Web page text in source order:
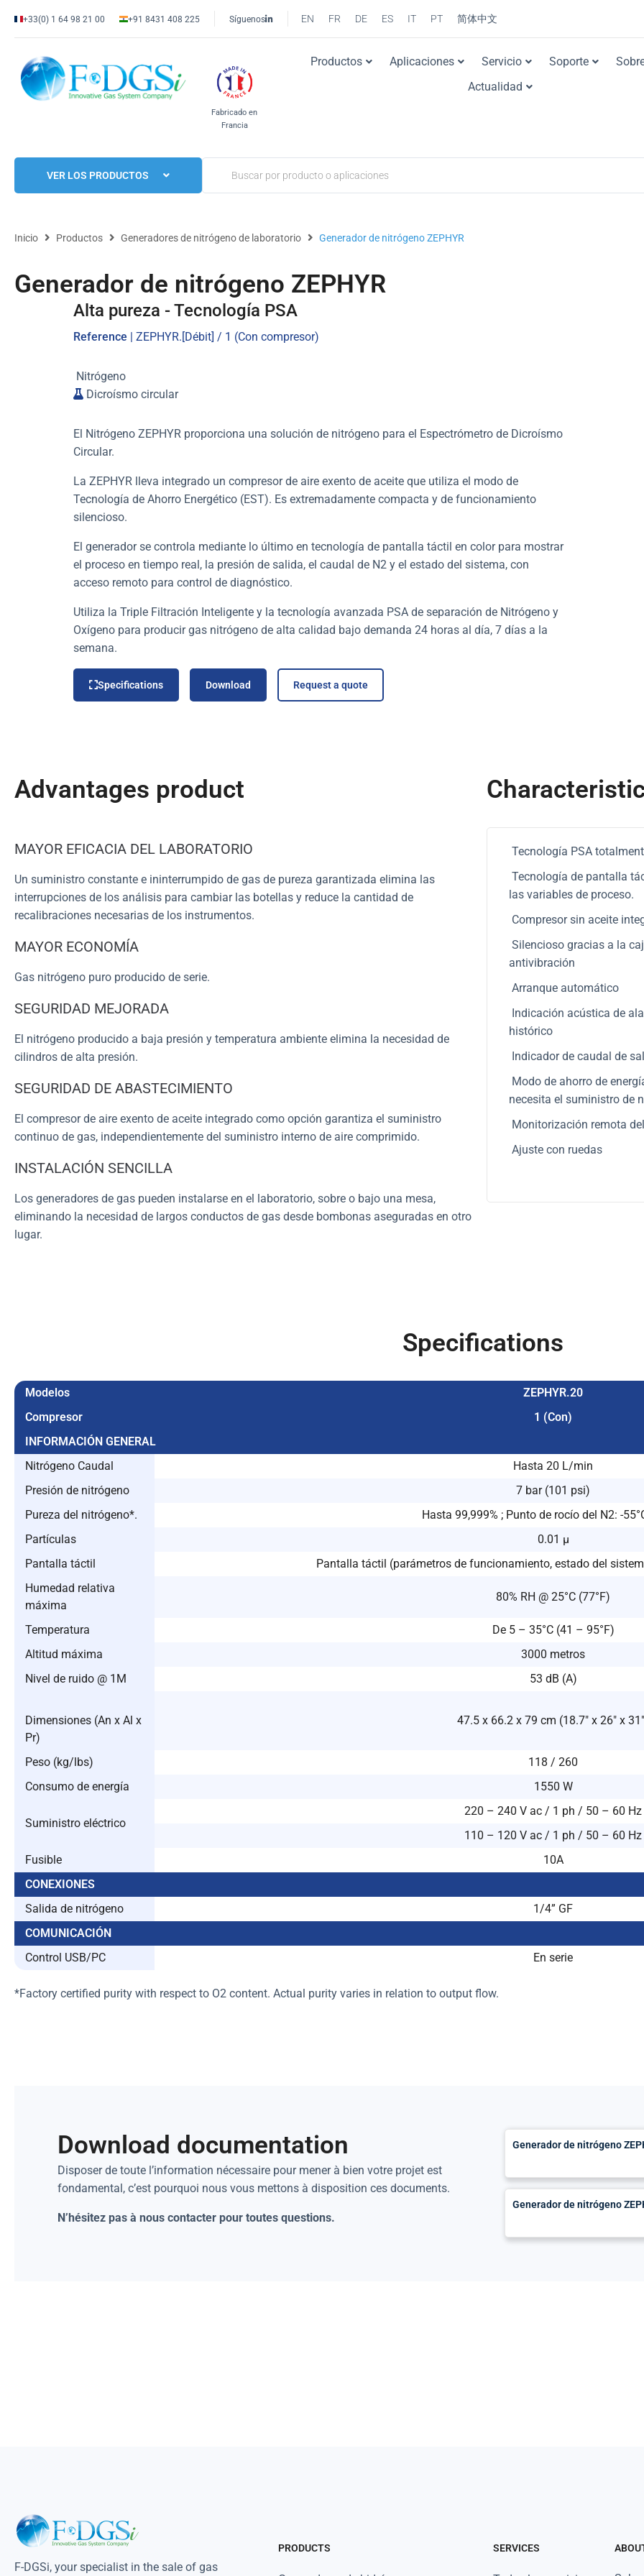
+33(0) 1 64 98 21 00 +91 8431 408 225 Síguenos EN FR DE ES IT PT 简体中文
Fabricado en
Francia
Productos Aplicaciones Servicio Soporte
Actualidad
VER LOS PRODUCTOS
Inicio Productos Generadores de nitrógeno de laboratorio Generador de nitrógeno ZEPHYR
Generador de nitrógeno ZEPHYR
Alta pureza - Tecnología PSA
Reference | ZEPHYR.[Débit] / 1 (Con compresor)
Nitrógeno
Dicroísmo circular
El Nitrógeno ZEPHYR proporciona una solución de nitrógeno para el Espectrómetro de Dicroísmo
Circular.
La ZEPHYR lleva integrado un compresor de aire exento de aceite que utiliza el modo de
Tecnología de Ahorro Energético (EST). Es extremadamente compacta y de funcionamiento
silencioso.
El generador se controla mediante lo último en tecnología de pantalla táctil en color para mostrar
el proceso en tiempo real, la presión de salida, el caudal de N2 y el estado del sistema, con
acceso remoto para control de diagnóstico.
Utiliza la Triple Filtración Inteligente y la tecnología avanzada PSA de separación de Nitrógeno y
Oxígeno para producir gas nitrógeno de alta calidad bajo demanda 24 horas al día, 7 días a la
semana.
Specifications Download Request a quote
Advantages product
MAYOR EFICACIA DEL LABORATORIO
Un suministro constante e ininterrumpido de gas de pureza garantizada elimina las
interrupciones de los análisis para cambiar las botellas y reduce la cantidad de
recalibraciones necesarias de los instrumentos.
MAYOR ECONOMÍA
Gas nitrógeno puro producido de serie.
SEGURIDAD MEJORADA
El nitrógeno producido a baja presión y temperatura ambiente elimina la necesidad de
cilindros de alta presión.
SEGURIDAD DE ABASTECIMIENTO
El compresor de aire exento de aceite integrado como opción garantiza el suministro
continuo de gas, independientemente del suministro interno de aire comprimido.
INSTALACIÓN SENCILLA
Los generadores de gas pueden instalarse en el laboratorio, sobre o bajo una mesa,
eliminando la necesidad de largos conductos de gas desde bombonas aseguradas en otro
lugar.
Tecnología PSA
Tecnología de pantalla
las variables de proceso.
Compresor sin aceite
Silencioso gracias a la
antivibración
Arranque automático
Indicación acústica de
histórico
Indicador de caudal de
Modo de ahorro de
necesita el suministro de
Monitorización remota
Ajuste con ruedas
Specifications
Modelos
ZEPHYR.20
Compresor
1 (Con)
INFORMACIÓN GENERAL
Nitrógeno Caudal
Hasta 20 L/min
Presión de nitrógeno
7 bar (101 psi)
Pureza del nitrógeno*.
Hasta 99,999% ; Punto de rocío del N2: -
Partículas
0.01 μ
Pantalla táctil
Pantalla táctil (parámetros de funcionamiento, estado del
Humedad relativa
máxima
80% RH @ 25°C (77°F)
Temperatura
De 5 – 35°C (41 – 95°F)
Altitud máxima
3000 metros
Nivel de ruido @ 1M
53 dB (A)
Dimensiones (An x Al x
Pr)
47.5 x 66.2 x 79 cm (18.7″ x 26″ x
Peso (kg/lbs)
118 / 260
Consumo de energía
1550 W
Suministro eléctrico
220 – 240 V ac / 1 ph / 50 – 60 Hz
110 – 120 V ac / 1 ph / 50 – 60 Hz
Fusible
10A
CONEXIONES
Salida de nitrógeno
1/4” GF
COMUNICACIÓN
Control USB/PC
En serie
*Factory certified purity with respect to O2 content. Actual purity varies in relation to output flow.
Download documentation
Disposer de toute l’information nécessaire pour mener à bien votre projet est
fondamental, c’est pourquoi nous vous mettons à disposition ces documents.
N’hésitez pas à nous contacter pour toutes questions.
Generador de nitrógeno
Generador de nitrógeno
F-DGSi, your specialist in the sale of gas
PRODUCTS SERVICES